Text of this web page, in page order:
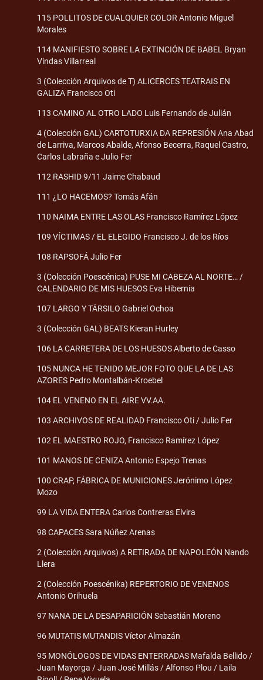
115 POLLITOS DE CUALQUIER COLOR Antonio Miguel
Morales
114 MANIFIESTO SOBRE LA EXTINCIÓN DE BABEL Bryan
Vindas Villarreal
3 (Colección Arquivos de T) ALICERCES TEATRAIS EN
GALIZA Francisco Oti
113 CAMINO AL OTRO LADO Luis Fernando de Julián
4 (Colección GAL) CARTOTURXIA DA REPRESIÓN Ana Abad
de Larriva, Marcos Abalde, Afonso Becerra, Raquel Castro,
Carlos Labraña e Julio Fer
112 RASHID 9/11 Jaime Chabaud
111 ¿LO HACEMOS? Tomás Afán
110 NAIMA ENTRE LAS OLAS Francisco Ramírez López
109 VÍCTIMAS / EL ELEGIDO Francisco J. de los Ríos
108 RAPSOFÁ Julio Fer
3 (Colección Poescénica) PUSE MI CABEZA AL NORTE… /
CALENDARIO DE MIS HUESOS Eva Hibernia
107 LARGO Y TÁRSILO Gabriel Ochoa
3 (Colección GAL) BEATS Kieran Hurley
106 LA CARRETERA DE LOS HUESOS Alberto de Casso
105 NUNCA HE TENIDO MEJOR FOTO QUE LA DE LAS
AZORES Pedro Montalbán-Kroebel
104 EL VENENO EN EL AIRE VV.AA.
103 ARCHIVOS DE REALIDAD Francisco Oti / Julio Fer
102 EL MAESTRO ROJO, Francisco Ramírez López
101 MANOS DE CENIZA Antonio Espejo Trenas
100 CRAP, FÁBRICA DE MUNICIONES Jerónimo López
Mozo
99 LA VIDA ENTERA Carlos Contreras Elvira
98 CAPACES Sara Núñez Arenas
2 (Colección Arquivos) A RETIRADA DE NAPOLEÓN Nando
Llera
2 (Colección Poescénika) REPERTORIO DE VENENOS
Antonio Orihuela
97 NANA DE LA DESAPARICIÓN Sebastián Moreno
96 MUTATIS MUTANDIS Víctor Almazán
95 MONÓLOGOS DE VIDAS ENTERRADAS Mafalda Bellido /
Juan Mayorga / Juan José Millás / Alfonso Plou / Laila